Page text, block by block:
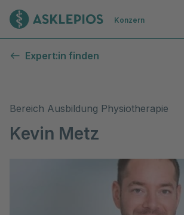
Zur Startseite
Konzern
Expert:in finden
Bereich Ausbildung Physiotherapie
Kevin Metz